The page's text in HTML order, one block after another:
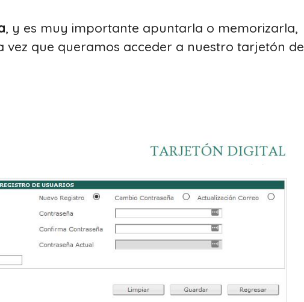
, y es muy importante apuntarla o memorizarla,
que queramos acceder a nuestro tarjetón de